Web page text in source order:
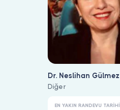
Dr. Neslihan Gülmez
Diğer
EN YAKIN RANDEVU TARIHI